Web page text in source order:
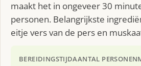
maakt het in ongeveer 30
personen. Belangrijkste
eitje vers van de pers en
BEREIDINGSTIJDAANTAL PERSONEN